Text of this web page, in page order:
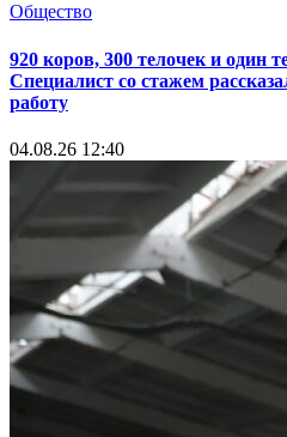
Общество
920 коров, 300 телочек и один
Специалист со стажем
работу
04.08.26 12:40